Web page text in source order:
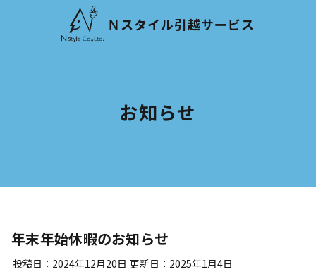
Ｎスタイル引越サービス
お知らせ
年末年始休暇のお知らせ
更新日： 2025年1月4日
投稿日： 2024年12月20日